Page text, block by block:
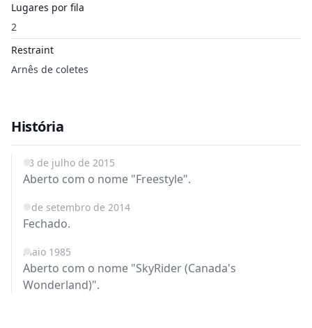
Lugares por fila
2
Restraint
Arnês de coletes
História
18 de julho de 2015
Aberto com o nome "Freestyle".
1 de setembro de 2014
Fechado.
maio 1985
Aberto com o nome "SkyRider (Canada's
Wonderland)".